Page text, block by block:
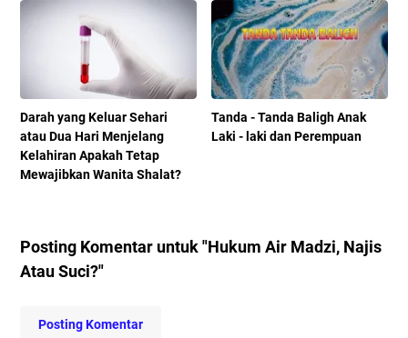
Darah yang Keluar Sehari
atau Dua Hari Menjelang
Kelahiran Apakah Tetap
Mewajibkan Wanita Shalat?
Tanda - Tanda Baligh Anak
Laki - laki dan Perempuan
Posting Komentar untuk "Hukum Air Madzi, Najis
Atau Suci?"
Posting Komentar